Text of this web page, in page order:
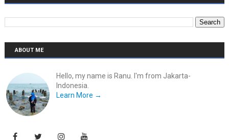
ABOUT ME
Hello, my name is Ranu. I'm from Jakarta-
Indonesia.
Learn More →